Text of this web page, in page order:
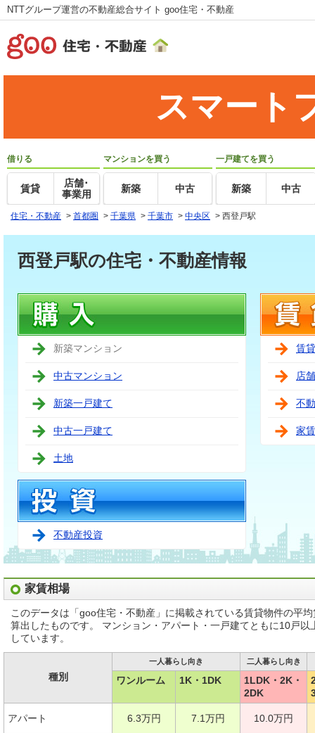
NTTグループ運営の不動産総合サイト goo住宅・不動産
スマート
借りる
賃貸
店舗･
事業用
マンションを買う
新築 中古
一戸建てを買う
新築 中古
住宅・不動産 > 首都圏 > 千葉県 > 千葉市 > 中央区 > 西登戸駅
西登戸駅の住宅・不動産情報
新築マンション
中古マンション
新築一戸建て
中古一戸建て
土地
不動産投資
賃
店
不
家
家賃相場
このデータは「goo住宅・不動産」に掲載されている賃貸物件の平
算出したものです。 マンション・アパート・一戸建てともに10戸
しています。
種別
一人暮らし向き 二人暮らし向き
ワンルーム 1K・1DK
1LDK・2K・
2DK
アパート 6.3万円 7.1万円 10.0万円